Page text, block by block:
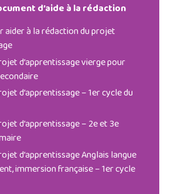
d’aide à la rédaction
aider à la rédaction du projet
d’apprentissage vierge pour
d’apprentissage – 1er cycle du
d’apprentissage – 2e et 3e
d’apprentissage Anglais langue
immersion française – 1er cycle